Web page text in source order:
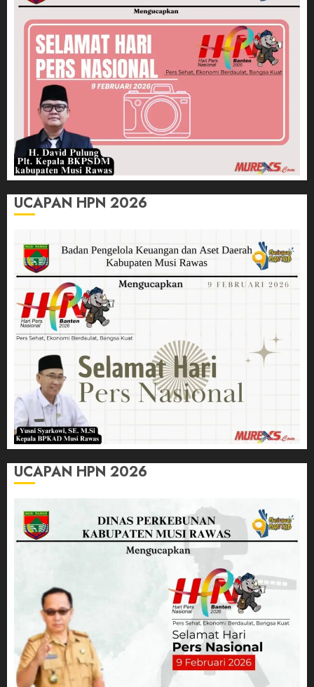
UCAPAN HPN 2026
UCAPAN HPN 2026